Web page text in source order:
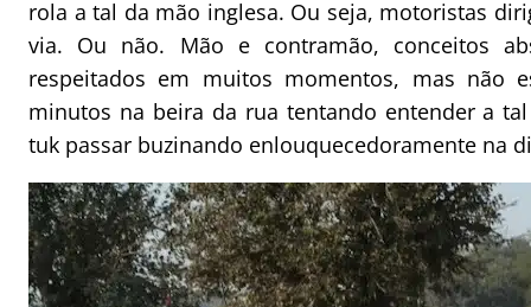
rola a tal da mão inglesa. Ou seja, motoristas
via. Ou não. Mão e contramão, conceitos
respeitados em muitos momentos, mas não
minutos na beira da rua tentando entender a
tuk passar buzinando enlouquecedoramente na